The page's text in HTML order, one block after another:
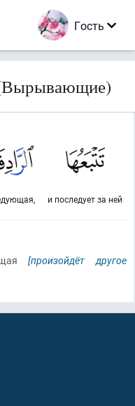
Гость
и последует за ней
[произойдёт другое